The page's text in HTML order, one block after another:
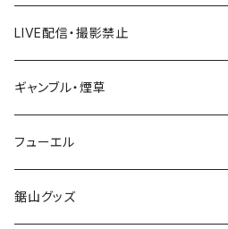
国道600～699号線
国道700～799号線
ROUTE600～699号線
ROUTE700～799号線
ROUTE 600～699号線
ROUTE 700～799号線
ROUTE 600～699号線
ROUTE 700～799号線
Tシャツ
ステッカー
山形県
福島県
茨城県
栃木県
LIVE配信・撮影禁止
LIVE配信禁止
撮影禁止
ギャンブル・煙草
ホテルキーホルダー
たばこ・禁煙ステッカー
フューエル
ステッカー
鋸山グッズ